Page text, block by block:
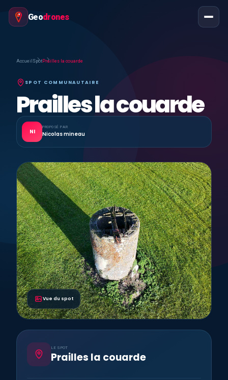
Geodrones
Accueil SpotPrailles la couarde
SPOT COMMUNAUTAIRE
Prailles la couarde
NI
PROPOSÉ PAR
Nicolas mineau
Vue du spot
LE SPOT
Prailles la couarde